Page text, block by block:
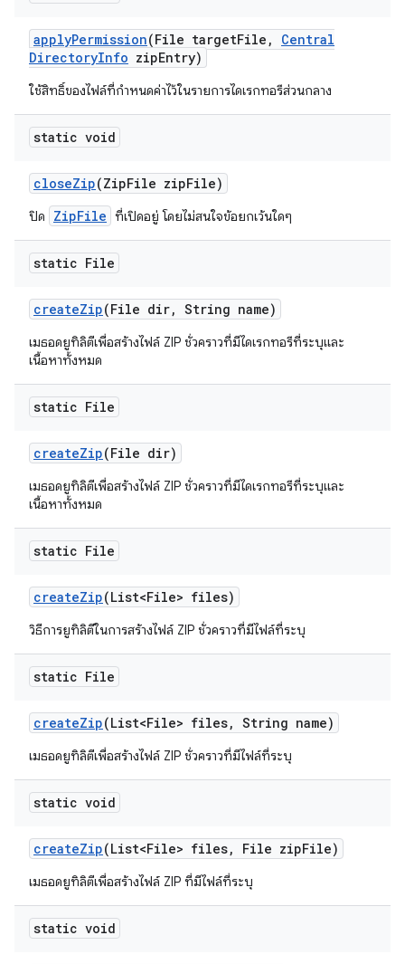
applyPermission(File targetFile ,
Central
DirectoryInfo zipEntry)
ใช้สิทธิ์ของไฟล์ที่กำหนดค่าไว้ในรายการไดเรกทอรีส่วนกลาง
static void
closeZip(ZipFile zipFile)
ปิด ZipFile ที่เปิดอยู่ โดยไม่สนใจข้อยกเว้นใดๆ
static File
createZip(File dir, String name)
เมธอดยูทิลิตีเพื่อสร้างไฟล์ ZIP ชั่วคราวที่มีไดเรกทอรีที่ระบุและ
เนื้อหาทั้งหมด
static File
createZip(File dir)
เมธอดยูทิลิตีเพื่อสร้างไฟล์ ZIP ชั่วคราวที่มีไดเรกทอรีที่ระบุและ
เนื้อหาทั้งหมด
static File
createZip(List<File> files)
วิธีการยูทิลิตีในการสร้างไฟล์ ZIP ชั่วคราวที่มีไฟล์ที่ระบุ
static File
createZip(List<File> files, String name)
เมธอดยูทิลิตีเพื่อสร้างไฟล์ ZIP ชั่วคราวที่มีไฟล์ที่ระบุ
static void
createZip(List<File> files, File zipFile)
เมธอดยูทิลิตีเพื่อสร้างไฟล์ ZIP ที่มีไฟล์ที่ระบุ
static void